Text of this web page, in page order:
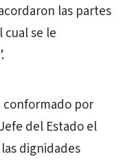
las partes
se le
por
del Estado el
dignidades